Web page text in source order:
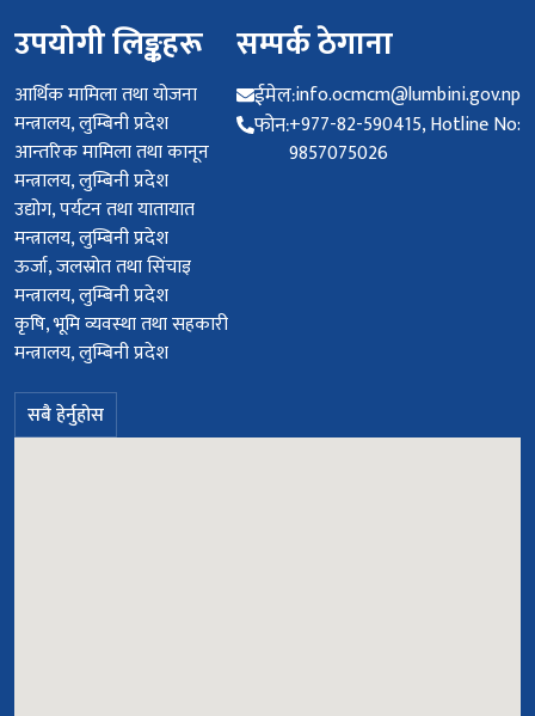
उपयोगी लिङ्कहरू
आर्थिक मामिला तथा योजना
मन्त्रालय, लुम्बिनी प्रदेश
आन्तरिक मामिला तथा कानून
मन्त्रालय, लुम्बिनी प्रदेश
उद्योग, पर्यटन तथा यातायात
मन्त्रालय, लुम्बिनी प्रदेश
ऊर्जा, जलस्रोत तथा सिंचाइ
मन्त्रालय, लुम्बिनी प्रदेश
कृषि, भूमि व्यवस्था तथा सहकारी
सबै हेर्नुहोस
सम्पर्क ठेगाना
ईमेल:info.ocmcm@lumbini.gov.np
+977-82-590415, Hotline No: